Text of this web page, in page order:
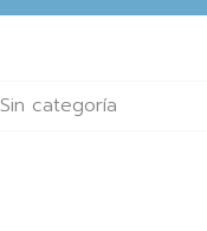
Sin categoría